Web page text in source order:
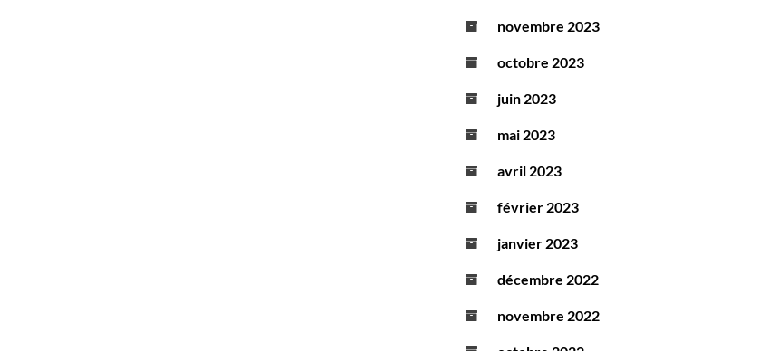
novembre 2023
octobre 2023
juin 2023
mai 2023
avril 2023
février 2023
janvier 2023
décembre 2022
novembre 2022